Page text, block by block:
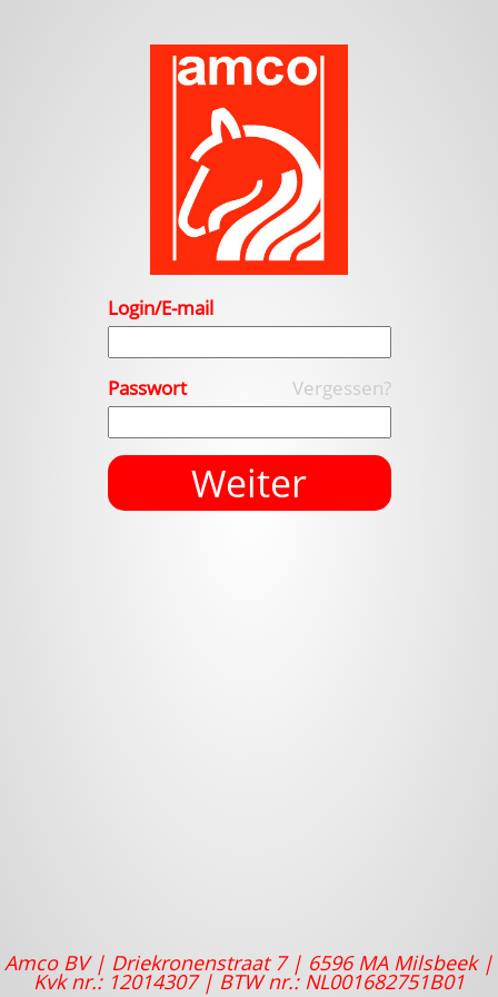
Login/E-mail
Passwort Vergessen?
Amco BV | Driekronenstraat 7 | 6596 MA Milsbeek |
Kvk nr.: 12014307 | BTW nr.: NL001682751B01